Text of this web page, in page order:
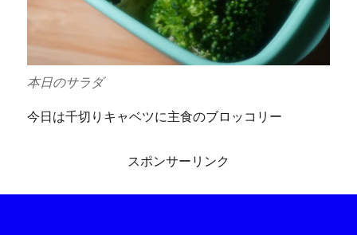
本日のサラダ
今日は千切りキャベツに主食のブロッコリー
スポンサーリンク